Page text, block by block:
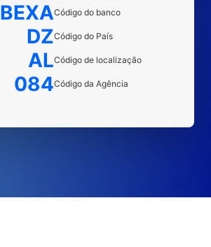
BEXACódigo do banco
DZCódigo do País
ALCódigo de localização
084Código da Agência